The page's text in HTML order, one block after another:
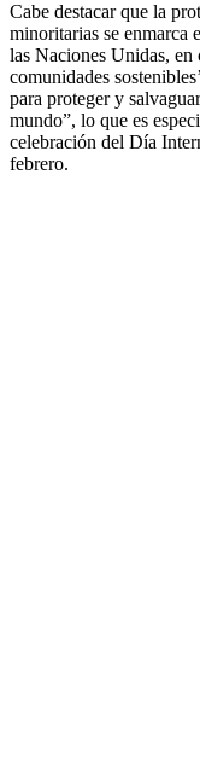
Cabe destacar que la
minoritarias se enmarca
las Naciones Unidas, en
comunidades
para proteger y
mundo”, lo que es
celebración del Día
febrero.